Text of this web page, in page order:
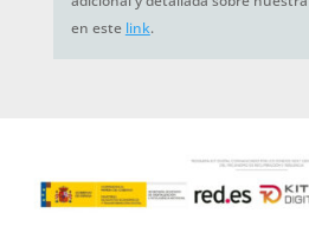
en este link.